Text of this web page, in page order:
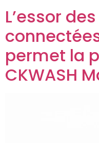
L’essor
permet la
CKWASH